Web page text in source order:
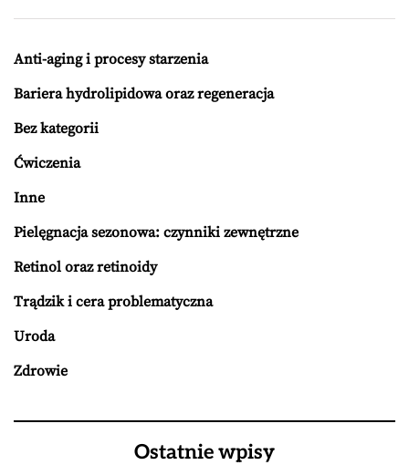
Anti-aging i procesy starzenia
Bariera hydrolipidowa oraz regeneracja
Bez kategorii
Ćwiczenia
Inne
Pielęgnacja sezonowa: czynniki zewnętrzne
Retinol oraz retinoidy
Trądzik i cera problematyczna
Uroda
Zdrowie
Ostatnie wpisy